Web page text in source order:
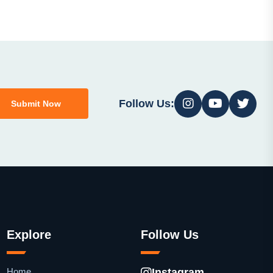
Submit Now Follow Us:
Explore Follow Us